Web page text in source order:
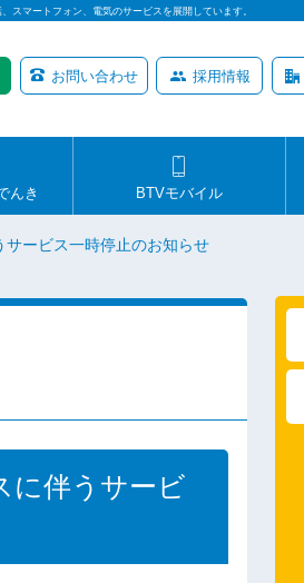
スマートフォン、電気のサービスを展開しています。
お問い合わせ 採用情報
んき BTVモバイル
ービス一時停止のお知らせ
に伴うサービ